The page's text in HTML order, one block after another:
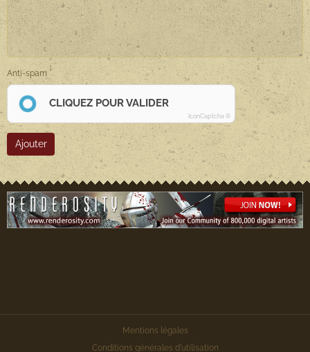
Anti-spam
CLIQUEZ POUR VALIDER
IconCaptcha ©
Ajouter
Mentions légales
Conditions générales d'utilisation